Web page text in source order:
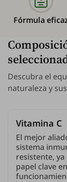
Fórmula
Descubra el
naturaleza y
Vitamina C
El mejor
sistema
resistente,
papel clave